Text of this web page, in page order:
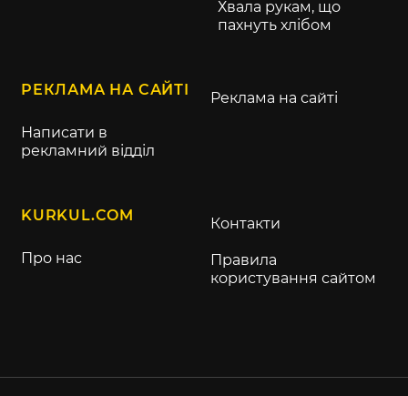
Хвала рукам, що
пахнуть хлібом
РЕКЛАМА НА САЙТІ
Написати в
рекламний відділ
Реклама на сайті
KURKUL.COM
Про нас
Контакти
Правила
користування сайтом